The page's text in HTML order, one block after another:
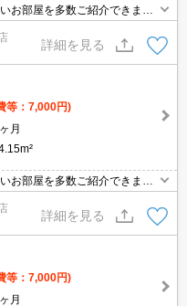
お部屋を多数ご紹介できます♪
非お問い合わせください！
詳細を見る
等：7,000円)
月
お部屋を多数ご紹介できます♪
非お問い合わせください！
詳細を見る
等：7,000円)
月